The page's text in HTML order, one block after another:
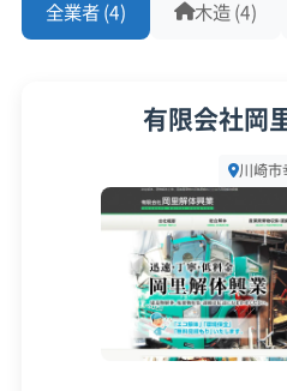
補助
率
川崎市住宅
等不燃化推
朽建築物除
最大
100
万円
幸
点対
震
数
アスベストレベル1,2除去 ブロ
建設業許可 解体工事業登録
産業廃棄物処分業許可
石綿作業
建築物石綿含有建材調査者
解体
1級土木施工管理技士
1級建設
全業者 (4) 木造 (4)
有限会社岡
川崎市